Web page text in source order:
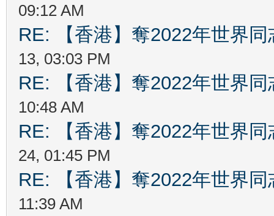
09:12 AM
RE: 【香港】奪2022年世界
13, 03:03 PM
RE: 【香港】奪2022年世界
10:48 AM
RE: 【香港】奪2022年世界
24, 01:45 PM
RE: 【香港】奪2022年世界
11:39 AM